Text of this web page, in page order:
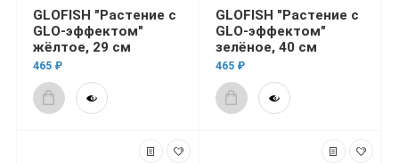
GLOFISH "Растение с
GLO-эффектом"
жёлтое, 29 см
465 ₽
GLOFISH "Растение с
GLO-эффектом"
зелёное, 40 см
465 ₽